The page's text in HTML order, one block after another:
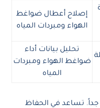
إصلاح أعطال ضواغط
الهواء ومبردات المياه
تحليل بيانات أداء
ضواغط الهواء ومبردات
المياه
جداً. تساعد في الحفاظ